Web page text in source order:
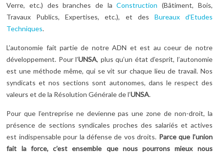
Verre, etc.) des branches de laConstruction (Bâtiment, Bois,
Travaux Publics, Expertises, etc.), et des Bureaux d’Etudes
Techniques.
L’autonomie fait partie de notre ADN et est au coeur de notre
développement. Pour l’UNSA, plus qu’un état d’esprit, l’autonomie
est une méthode même, qui se vit sur chaque lieu de travail. Nos
syndicats et nos sections sont autonomes, dans le respect des
valeurs et de la Résolution Générale de l’UNSA.
Pour que l’entreprise ne devienne pas une zone de non-droit, la
présence de sections syndicales proches des salariés et actives
est indispensable pour la défense de vos droits. Parce que l’union
fait la force, c’est ensemble que nous pourrons mieux nous